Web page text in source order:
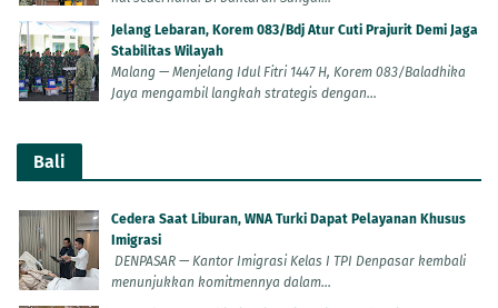
Jelang Lebaran, Korem 083/Bdj Atur Cuti Prajurit Demi Jaga
Stabilitas Wilayah
Malang — Menjelang Idul Fitri 1447 H, Korem 083/Baladhika
Jaya mengambil langkah strategis dengan...
Bali
Cedera Saat Liburan, WNA Turki Dapat Pelayanan Khusus
Imigrasi
DENPASAR — Kantor Imigrasi Kelas I TPI Denpasar kembali
menunjukkan komitmennya dalam...